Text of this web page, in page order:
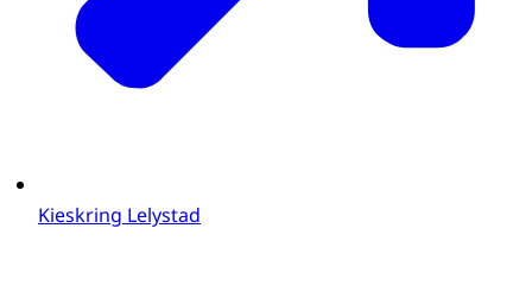
Kieskring Lelystad